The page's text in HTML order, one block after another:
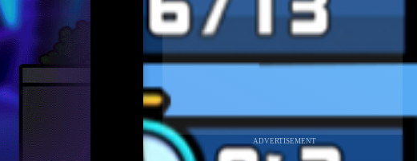
ADVERTISEMENT